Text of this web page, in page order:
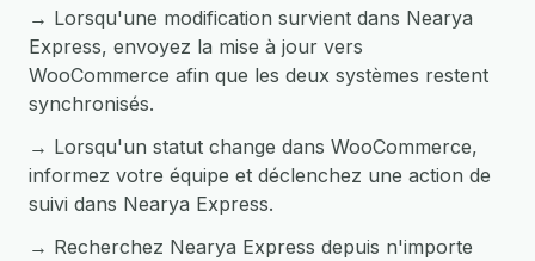
→ Lorsqu'une modification survient dans Nearya
Express, envoyez la mise à jour vers
WooCommerce afin que les deux systèmes restent
synchronisés.
→ Lorsqu'un statut change dans WooCommerce,
informez votre équipe et déclenchez une action de
suivi dans Nearya Express.
→ Recherchez Nearya Express depuis n'importe